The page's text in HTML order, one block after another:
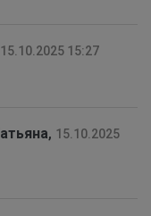
15.10.2025 15:27
, 15.10.2025